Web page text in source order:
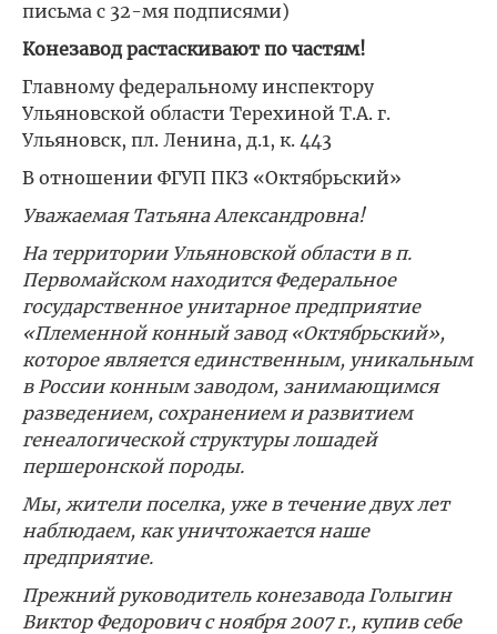
письма с 32-мя подписями)
Конезавод растаскивают по частям!
Главному федеральному инспектору
Ульяновской области Терехиной Т.А. г.
Ульяновск, пл. Ленина, д.1, к. 443
В отношении ФГУП ПКЗ «Октябрьский»
Уважаемая Татьяна Александровна!
На территории Ульяновской области в п.
Первомайском находится Федеральное
государственное унитарное предприятие
«Племенной конный завод «Октябрьский»,
которое является единственным, уникальным
в России конным заводом, занимающимся
разведением, сохранением и развитием
генеалогической структуры лошадей
першеронской породы.
Мы, жители поселка, уже в течение двух лет
наблюдаем, как уничтожается наше
предприятие.
Прежний руководитель конезавода Голыгин
Виктор Федорович с ноября 2007 г., купив себе